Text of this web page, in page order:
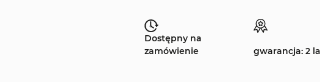
Dostępny na
zamówienie
gwarancja: 2